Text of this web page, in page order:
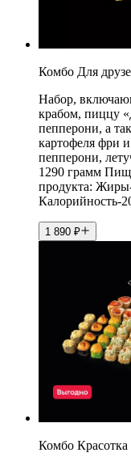
Комбо Для
Набор,
крабом, пиццу
пепперони, а
картофеля фри
пепперони,
1290 грамм
продукта:
Калорийность-
1 890 ₽
Комбо Красотка